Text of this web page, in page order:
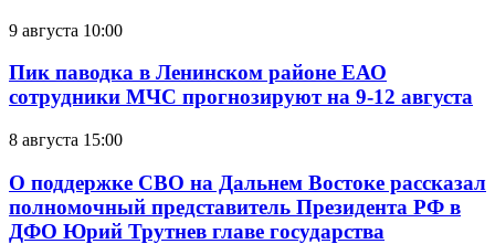
9 августа 10:00
Пик паводка в Ленинском районе ЕАО
сотрудники МЧС прогнозируют на 9-12 августа
8 августа 15:00
О поддержке СВО на Дальнем Востоке рассказал
полномочный представитель Президента РФ в
ДФО Юрий Трутнев главе государства